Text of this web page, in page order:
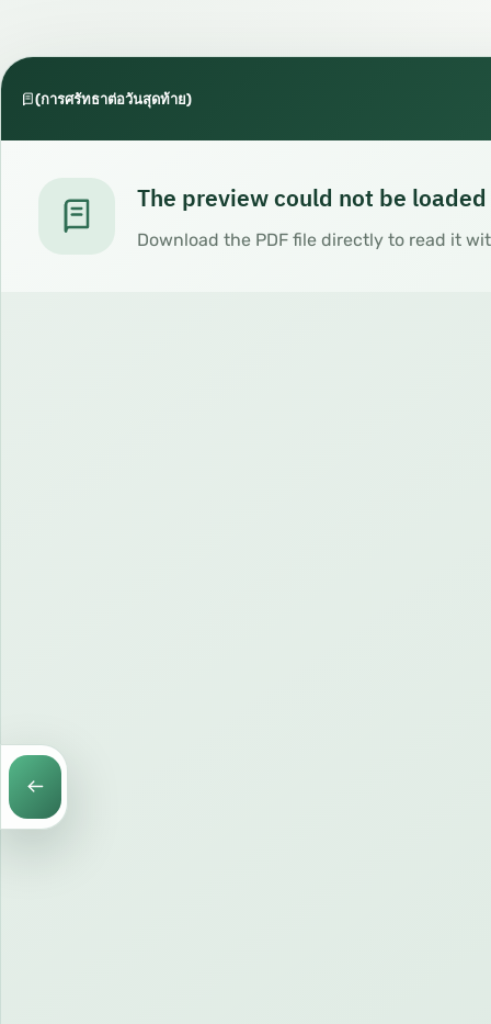
(การศรัทธาต่อวันสุดท้าย)
The preview could not be loaded
Download the PDF file directly to read it